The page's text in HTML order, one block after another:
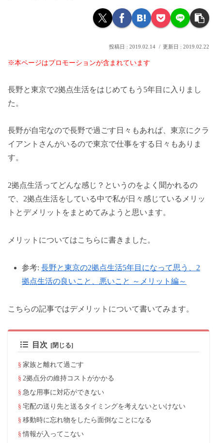
2019.02.14 2019.02.22
※本ページはプロモーションが含まれています
長野と東京で2拠点生活をはじめてもう5年目に入りまし
た。
長野が自宅なので長野で過ごす日々もあれば、東京にクラ
イアントさんがいるので東京で仕事をする日々もありま
す。
2拠点生活ってどんな感じ？というのをよく聞かれるの
で、2拠点生活をしている中で私が日々感じているメリッ
トとデメリットをまとめてみようと思います。
メリットについてはこちらに書きました。
参考:長野と東京の2拠点生活5年目になって思う、2
拠点生活の良いこと、悪いこと ～メリット編～
こちらの記事ではデメリットについて書いてみます。
目次
家族と離れて過ごす
2拠点分の維持コストがかかる
急な用事に対応ができない
宅配の送り先と送るタイミングを考えないといけない
移動時に忘れ物をしたら面倒なことになる
情報が入ってこない